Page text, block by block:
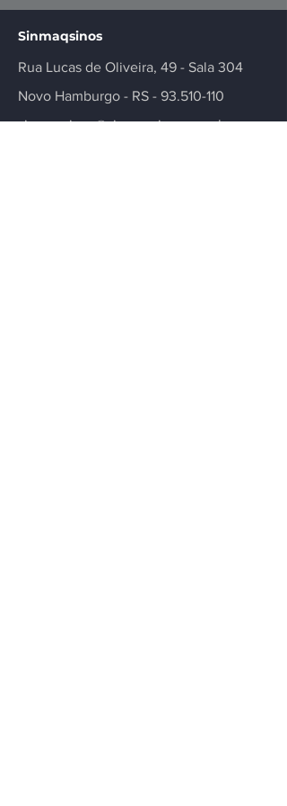
Sinmaqsinos
Rua Lucas de Oliveira, 49 - Sala 304
Novo Hamburgo - RS - 93.510-110
sinmaqsinos@sinmaqsinos.com.br